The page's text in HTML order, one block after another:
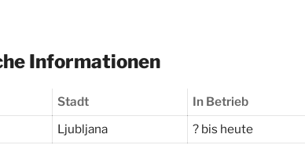
Informationen
Stadt In Betrieb
Ljubljana ? bis heute